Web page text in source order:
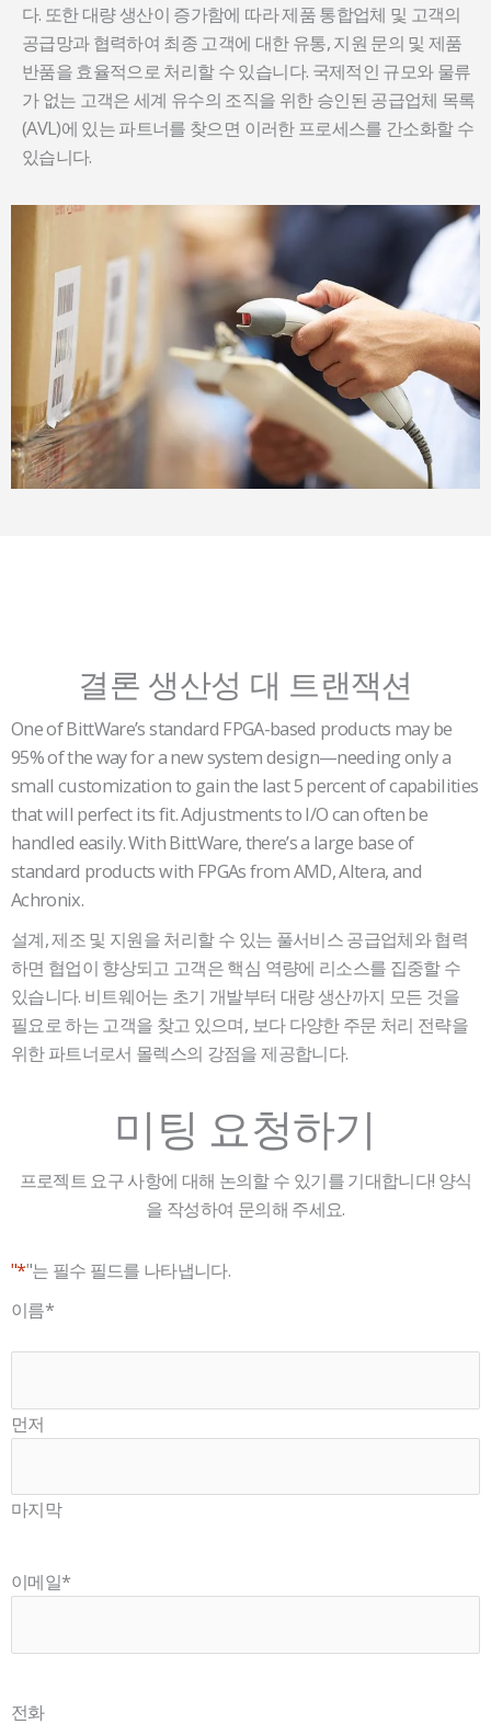
다. 또한 대량 생산이 증가함에 따라 제품 통합업체 및 고객의
공급망과 협력하여 최종 고객에 대한 유통, 지원 문의 및 제품
반품을 효율적으로 처리할 수 있습니다. 국제적인 규모와 물류
가 없는 고객은 세계 유수의 조직을 위한 승인된 공급업체 목록
(AVL)에 있는 파트너를 찾으면 이러한 프로세스를 간소화할 수
있습니다.
결론 생산성 대 트랜잭션
One of BittWare’s standard FPGA-based products may be
95% of the way for a new system design—needing only a
small customization to gain the last 5 percent of capabilities
that will perfect its fit. Adjustments to I/O can often be
handled easily. With BittWare, there’s a large base of
standard products with FPGAs from AMD, Altera, and
Achronix.
설계, 제조 및 지원을 처리할 수 있는 풀서비스 공급업체와 협력
하면 협업이 향상되고 고객은 핵심 역량에 리소스를 집중할 수
있습니다. 비트웨어는 초기 개발부터 대량 생산까지 모든 것을
필요로 하는 고객을 찾고 있으며, 보다 다양한 주문 처리 전략을
위한 파트너로서 몰렉스의 강점을 제공합니다.
미팅 요청하기
프로젝트 요구 사항에 대해 논의할 수 있기를 기대합니다! 양식
을 작성하여 문의해 주세요.
"*"는 필수 필드를 나타냅니다.
이름*
먼저
마지막
이메일*
전화
국